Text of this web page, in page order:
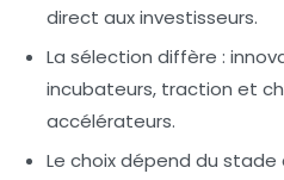
direct aux investisseurs.
La sélection diffère :
incubateurs, traction et
accélérateurs.
Le choix dépend du